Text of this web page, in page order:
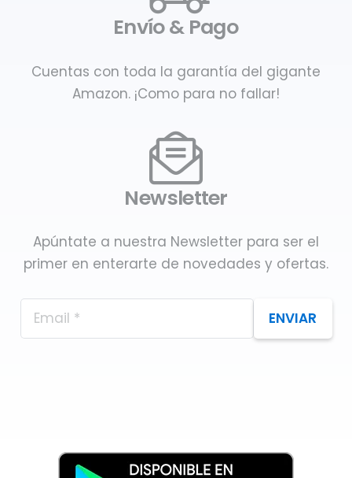
Envío & Pago
Cuentas con toda la garantía del gigante
Amazon. ¡Como para no fallar!
Newsletter
Apúntate a nuestra Newsletter para ser el
primer en enterarte de novedades y ofertas.
ENVIAR